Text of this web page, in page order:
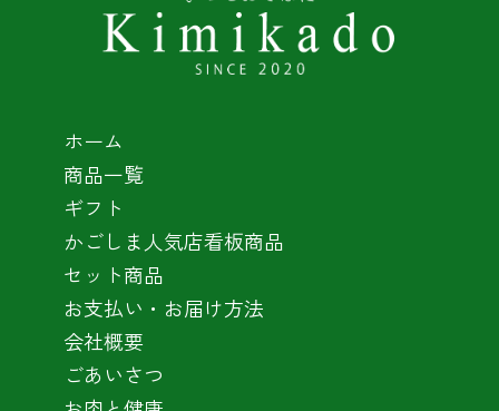
ホーム
商品一覧
ギフト
かごしま人気店看板商品
セット商品
お支払い・お届け方法
会社概要
ごあいさつ